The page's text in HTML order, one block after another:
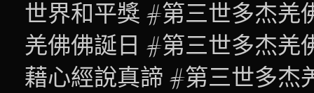
世界和平獎 #第三世多杰羌
羌佛佛誕日 #第三世多杰羌
藉心經說真諦 #第三世多杰